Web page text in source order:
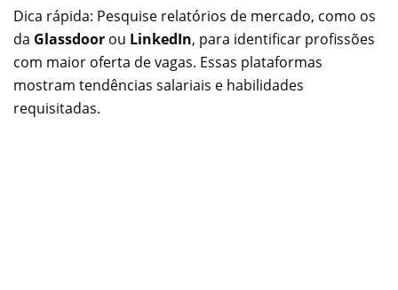
Dica rápida: Pesquise relatórios de mercado, como os
da Glassdoor ou LinkedIn, para identificar profissões
com maior oferta de vagas. Essas plataformas
mostram tendências salariais e habilidades
requisitadas.